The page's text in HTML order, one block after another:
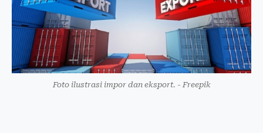
Foto ilustrasi impor dan eksport. - Freepik